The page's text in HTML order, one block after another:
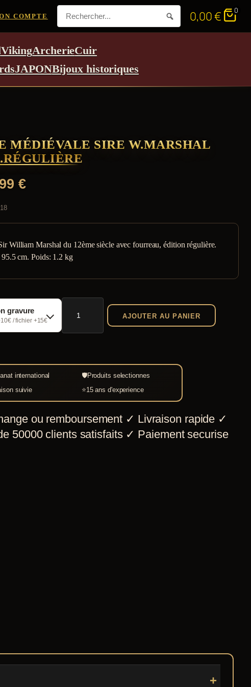
COMPTE 0,00€ 0
VikingArcherieCuir
JAPONBijoux historiques
MÉDIÉVALE SIRE W.MARSHAL
€
William Marshal du 12ème siècle avec fourreau, édition régulière.
cm. Poids: 1.2 kg
gravure
/ fichier +15€
quantité
Epée
Sire
W.Marshal
ver.Régulière
AJOUTER AU PANIER
international 🛡Produits selectionnes
suivie ⭐15 ans d'experience
ou remboursement ✓ Livraison rapide ✓
50000 clients satisfaits ✓ Paiement securise